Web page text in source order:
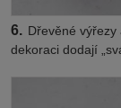
6. Dřevěné
dekoraci dodají